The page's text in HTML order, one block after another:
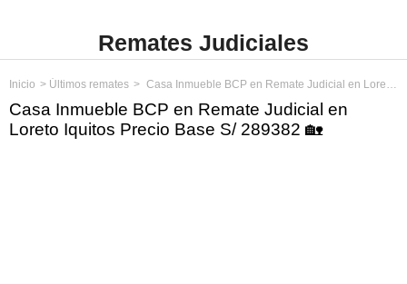
Remates Judiciales
Inicio Últimos remates Casa Inmueble BCP en Remate Judicial en Loreto Iquitos Precio Base S/ 289382
Casa Inmueble BCP en Remate Judicial en
Loreto Iquitos Precio Base S/ 289382 🏡